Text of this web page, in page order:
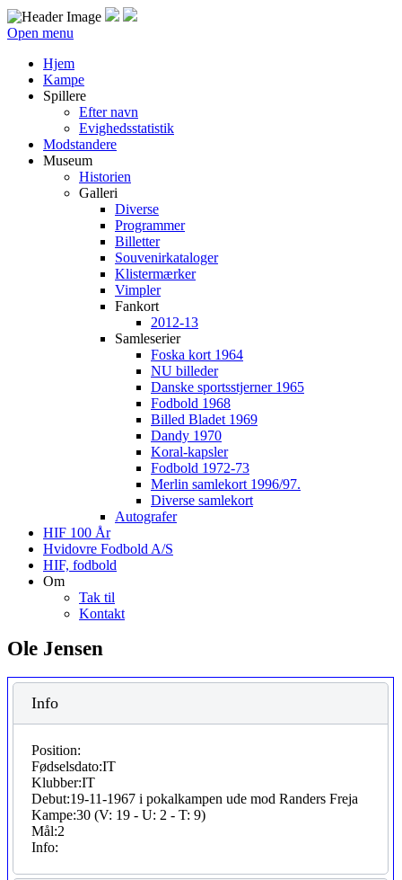
Open menu
Hjem
Kampe
Spillere
Efter navn
Evighedsstatistik
Modstandere
Museum
Historien
Galleri
Diverse
Programmer
Billetter
Souvenirkataloger
Klistermærker
Vimpler
Fankort
2012-13
Samleserier
Foska kort 1964
NU billeder
Danske sportsstjerner 1965
Fodbold 1968
Billed Bladet 1969
Dandy 1970
Koral-kapsler
Fodbold 1972-73
Merlin samlekort 1996/97.
Diverse samlekort
Autografer
HIF 100 År
Hvidovre Fodbold A/S
HIF, fodbold
Om
Tak til
Kontakt
Ole Jensen
Info
Position:
Fødselsdato:IT
Klubber:IT
Debut:19-11-1967 i pokalkampen ude mod Randers Freja
Kampe:30 (V: 19 - U: 2 - T: 9)
Mål:2
Info: